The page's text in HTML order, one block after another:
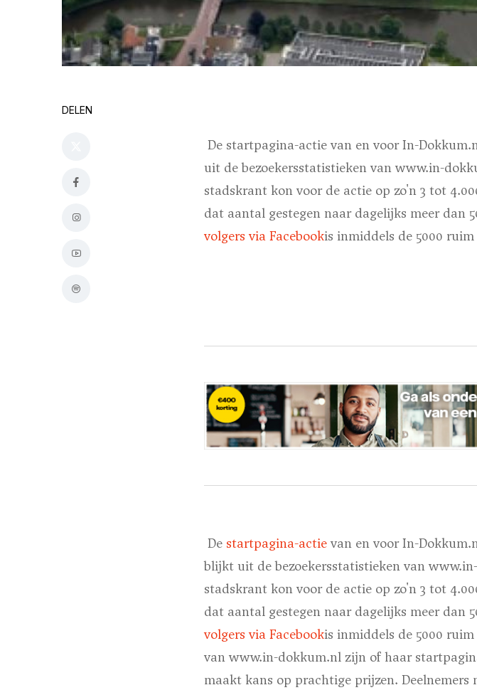
DELEN
De startpagina-actie van en voor In-
uit de bezoekersstatistieken van www.in-
stadskrant kon voor de actie op zo'n 3 tot
dat aantal gestegen naar dagelijks meer dan
volgers via Facebookis inmiddels de 5000 ruim
De startpagina-actie van en voor In-
blijkt uit de bezoekersstatistieken van
stadskrant kon voor de actie op zo'n 3 tot
dat aantal gestegen naar dagelijks meer dan
volgers via Facebookis inmiddels de 5000 ruim
van www.in-dokkum.nl zijn of haar
maakt kans op prachtige prijzen. Deelnemers